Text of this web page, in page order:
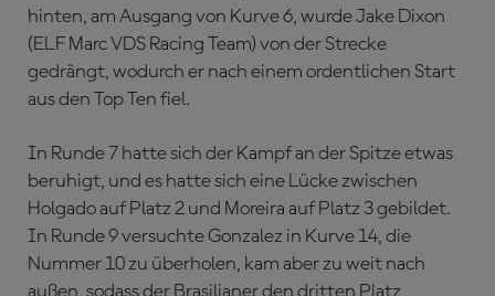
hinten, am Ausgang von Kurve 6, wurde Jake Dixon
(ELF Marc VDS Racing Team) von der Strecke
gedrängt, wodurch er nach einem ordentlichen Start
aus den Top Ten fiel.
In Runde 7 hatte sich der Kampf an der Spitze etwas
beruhigt, und es hatte sich eine Lücke zwischen
Holgado auf Platz 2 und Moreira auf Platz 3 gebildet.
In Runde 9 versuchte Gonzalez in Kurve 14, die
Nummer 10 zu überholen, kam aber zu weit nach
außen, sodass der Brasilianer den dritten Platz